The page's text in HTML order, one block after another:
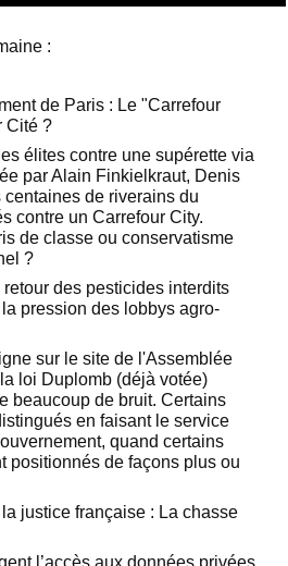
:
de Paris : Le "Carrefour
Cité ?
élites contre une supérette via
par Alain Finkielkraut, Denis
de riverains du
contre un Carrefour City.
de classe ou conservatisme
?
retour des pesticides interdits
pression des lobbys agro-
sur le site de l'Assemblée
loi Duplomb (déjà votée)
beaucoup de bruit. Certains
en faisant le service
quand certains
positionnés de façons plus ou
justice française : La chasse